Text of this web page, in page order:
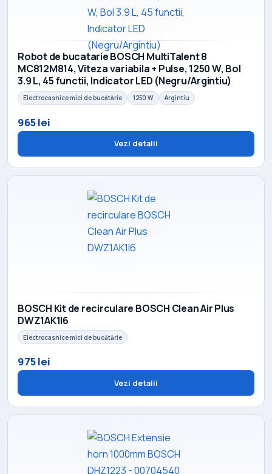
Robot de bucatarie BOSCH MultiTalent 8
MC812M814, Viteza variabila + Pulse, 1250 W, Bol
3.9 L, 45 functii, Indicator LED (Negru/Argintiu)
Electrocasnice mici de bucătărie 1250 W Argintiu
965 lei
Vezi detalii
BOSCH Kit de recirculare BOSCH Clean Air Plus
DWZ1AK1I6
Electrocasnice mici de bucătărie
975 lei
Vezi detalii